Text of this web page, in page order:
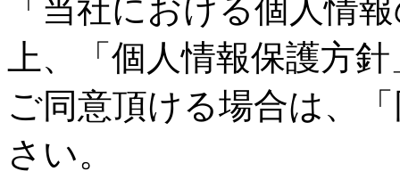
「当社における個人情
上、「個人情報保護方
ご同意頂ける場合は、
さい。